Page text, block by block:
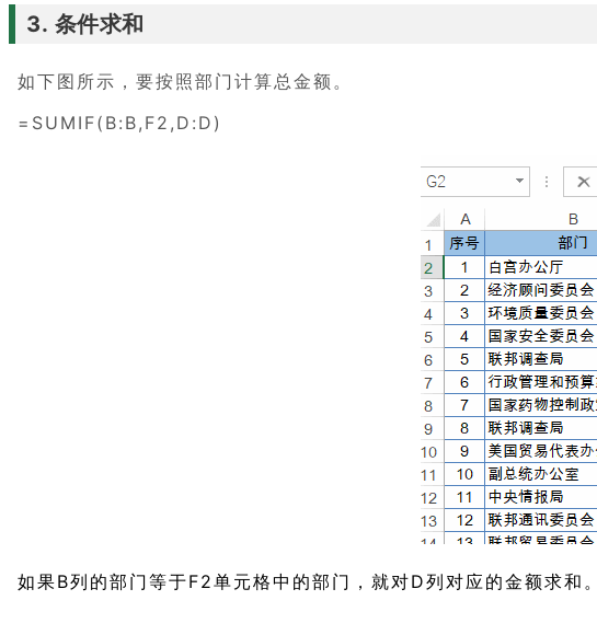
3. 条件求和
如下图所示，要按照部门计算总金额。
=SUMIF(B:B,F2,D:D)
如果B列的部门等于F2单元格中的部门，就对D列对应的金额求和。